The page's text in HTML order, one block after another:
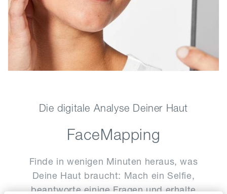
Die digitale Analyse Deiner Haut
FaceMapping
Finde in wenigen Minuten heraus, was
Deine Haut braucht: Mach ein Selfie,
beantworte einige Fragen und erhalte